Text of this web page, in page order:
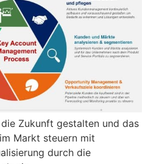
Zukunft gestalten und das
Markt steuern mit
durch die